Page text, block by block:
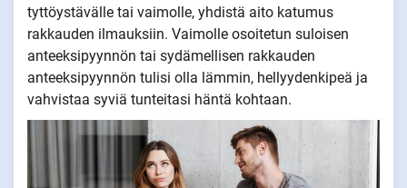
tyttöystävälle tai vaimolle, yhdistä aito katumus
rakkauden ilmauksiin. Vaimolle osoitetun suloisen
anteeksipyynnön tai sydämellisen rakkauden
anteeksipyynnön tulisi olla lämmin, hellyydenkipeä ja
vahvistaa syviä tunteitasi häntä kohtaan.